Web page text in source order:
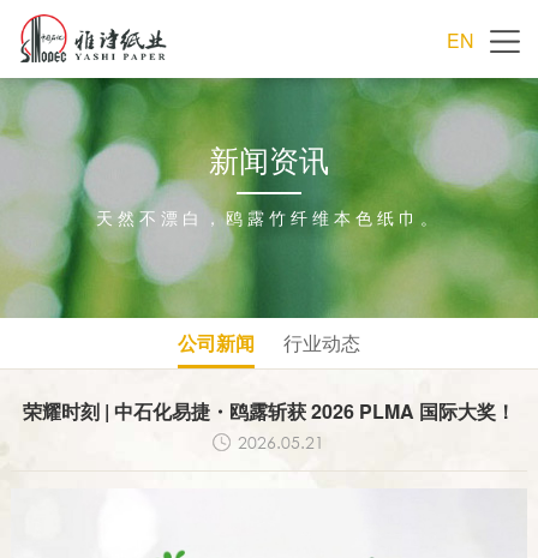
EN
新闻资讯
天然不漂白，鸥露竹纤维本色纸巾。
公司新闻 行业动态
荣耀时刻 | 中石化易捷・鸥露斩获 2026 PLMA 国际大奖！
2026.05.21